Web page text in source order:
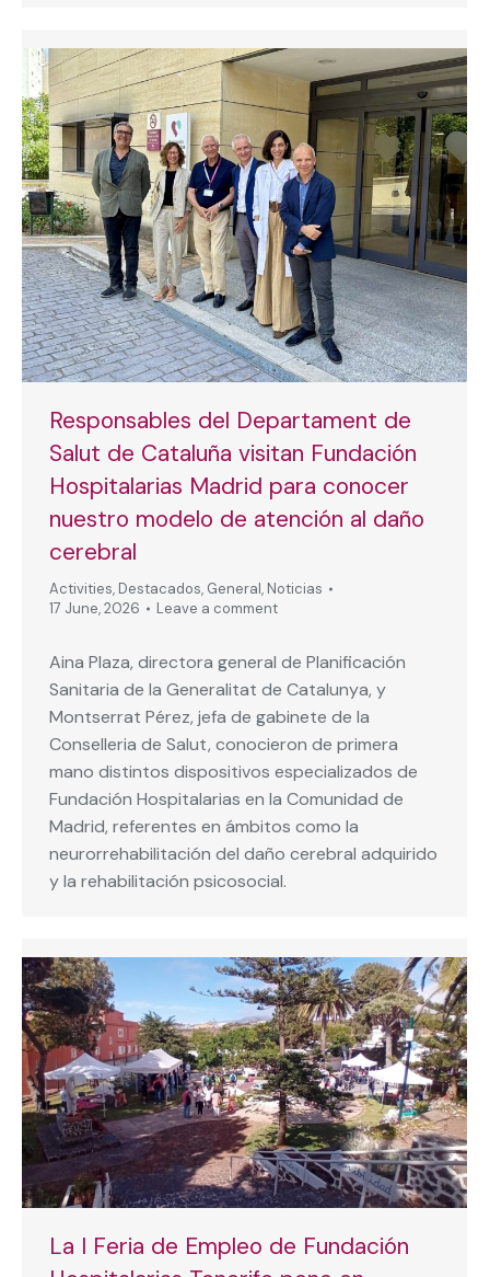
Responsables del Departament de
Salut de Cataluña visitan Fundación
Hospitalarias Madrid para conocer
nuestro modelo de atención al daño
cerebral
Activities, Destacados, General, Noticias
17 June, 2026
Leave a comment
Aina Plaza, directora general de Planificación
Sanitaria de la Generalitat de Catalunya, y
Montserrat Pérez, jefa de gabinete de la
Conselleria de Salut, conocieron de primera
mano distintos dispositivos especializados de
Fundación Hospitalarias en la Comunidad de
Madrid, referentes en ámbitos como la
neurorrehabilitación del daño cerebral adquirido
y la rehabilitación psicosocial.
La I Feria de Empleo de Fundación